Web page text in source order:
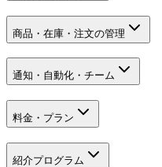
商品・在庫・注文の管理
通知・自動化・チーム
料金・プラン
紹介プログラム